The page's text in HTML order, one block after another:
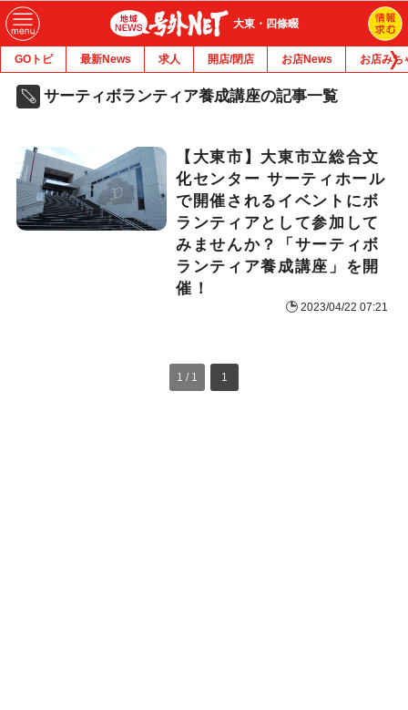
大東・四條畷
GOトピ 最新News 求人 開店/閉店 お店News お店みち
サーティボランティア養成講座の記事一覧
【大東市】大東市立総合文
化センター サーティホール
で開催されるイベントにボ
ランティアとして参加して
みませんか？「サーティボ
ランティア養成講座」を開
催！
2023/04/22 07:21
1 / 1 1